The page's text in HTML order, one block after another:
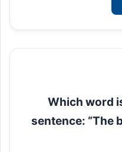
6. Which
sentence: “The